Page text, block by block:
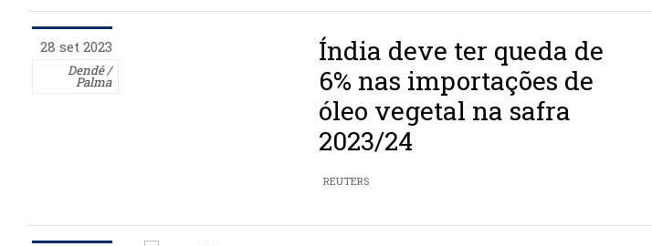
28 set 2023
Dendê /
Palma
Índia deve ter queda de
6% nas importações de
óleo vegetal na safra
2023/24
REUTERS